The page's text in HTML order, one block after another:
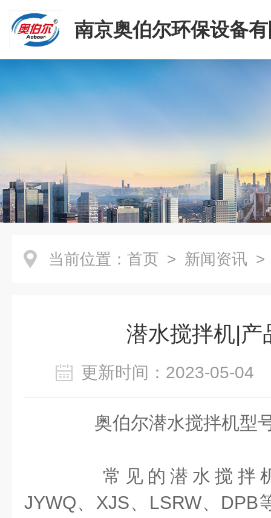
南京奥伯尔环保设备
当前位置： 首页 > 新闻资讯 >
潜水搅拌机|产
更新时间：2023-05-
奥伯尔潜水搅拌机型
常见的潜水搅拌机
JYWQ、XJS、LSRW、DPB